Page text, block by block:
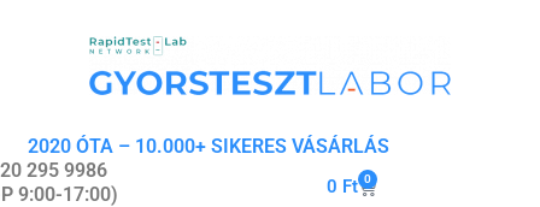
2020 ÓTA – 10.000+ SIKERES VÁSÁRLÁS
295 9986
9:00-17:00)
0 Ft 0